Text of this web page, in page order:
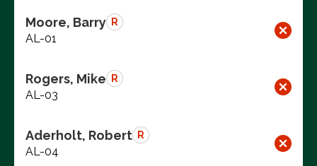
Moore, Barry R
AL-01
Rogers, Mike R
AL-03
Aderholt, Robert R
AL-04